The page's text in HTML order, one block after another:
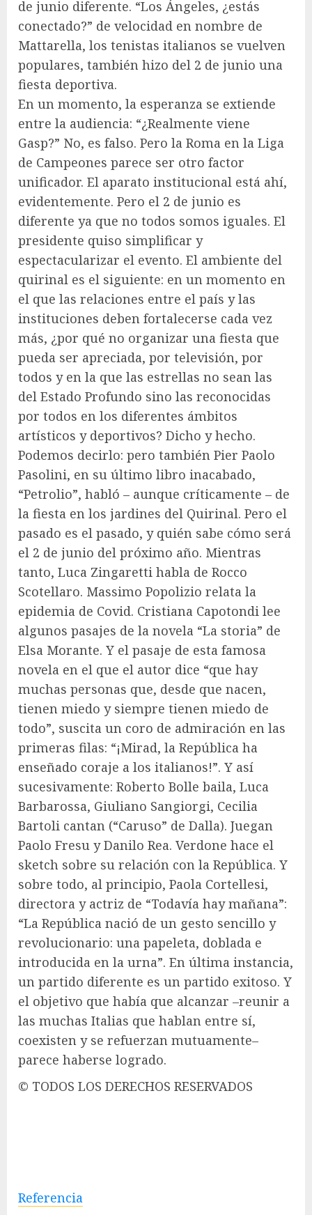
de junio diferente. “Los Ángeles, ¿estás
conectado?” de velocidad en nombre de
Mattarella, los tenistas italianos se vuelven
populares, también hizo del 2 de junio una
fiesta deportiva.
En un momento, la esperanza se extiende
entre la audiencia: “¿Realmente viene
Gasp?” No, es falso. Pero la Roma en la Liga
de Campeones parece ser otro factor
unificador. El aparato institucional está ahí,
evidentemente. Pero el 2 de junio es
diferente ya que no todos somos iguales. El
presidente quiso simplificar y
espectacularizar el evento. El ambiente del
quirinal es el siguiente: en un momento en
el que las relaciones entre el país y las
instituciones deben fortalecerse cada vez
más, ¿por qué no organizar una fiesta que
pueda ser apreciada, por televisión, por
todos y en la que las estrellas no sean las
del Estado Profundo sino las reconocidas
por todos en los diferentes ámbitos
artísticos y deportivos? Dicho y hecho.
Podemos decirlo: pero también Pier Paolo
Pasolini, en su último libro inacabado,
“Petrolio”, habló – aunque críticamente – de
la fiesta en los jardines del Quirinal. Pero el
pasado es el pasado, y quién sabe cómo será
el 2 de junio del próximo año. Mientras
tanto, Luca Zingaretti habla de Rocco
Scotellaro. Massimo Popolizio relata la
epidemia de Covid. Cristiana Capotondi lee
algunos pasajes de la novela “La storia” de
Elsa Morante. Y el pasaje de esta famosa
novela en el que el autor dice “que hay
muchas personas que, desde que nacen,
tienen miedo y siempre tienen miedo de
todo”, suscita un coro de admiración en las
primeras filas: “¡Mirad, la República ha
enseñado coraje a los italianos!”. Y así
sucesivamente: Roberto Bolle baila, Luca
Barbarossa, Giuliano Sangiorgi, Cecilia
Bartoli cantan (“Caruso” de Dalla). Juegan
Paolo Fresu y Danilo Rea. Verdone hace el
sketch sobre su relación con la República. Y
sobre todo, al principio, Paola Cortellesi,
directora y actriz de “Todavía hay mañana”:
“La República nació de un gesto sencillo y
revolucionario: una papeleta, doblada e
introducida en la urna”. En última instancia,
un partido diferente es un partido exitoso. Y
el objetivo que había que alcanzar –reunir a
las muchas Italias que hablan entre sí,
coexisten y se refuerzan mutuamente–
parece haberse logrado.
© TODOS LOS DERECHOS RESERVADOS
Referencia